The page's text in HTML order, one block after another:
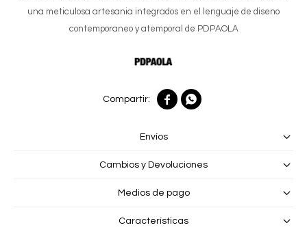
una meticulosa artesania integrados en el lenguaje de diseno
contemporaneo y atemporal de PDPAOLA
 
Envíos
Cambios y Devoluciones
Medios de pago
Características